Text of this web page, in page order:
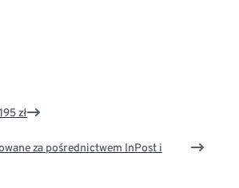
zł
za pośrednictwem InPost i